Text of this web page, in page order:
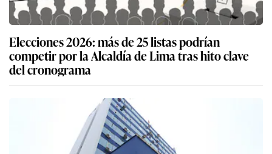
Elecciones 2026: más de 25 listas podrían
competir por la Alcaldía de Lima tras hito clave
del cronograma